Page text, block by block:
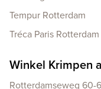
Tempur Rotterdam
Tréca Paris Rotterdam
Winkel Krimpen
Rotterdamseweg 60-